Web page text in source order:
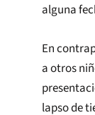
alguna
En
a otros
lapso de